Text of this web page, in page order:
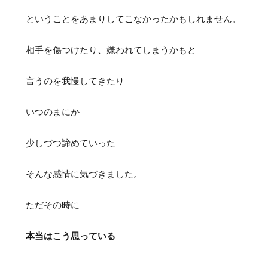
ということをあまりしてこなかったかもしれません。
相手を傷つけたり、嫌われてしまうかもと
言うのを我慢してきたり
いつのまにか
少しづつ諦めていった
そんな感情に気づきました。
ただその時に
本当はこう思っている